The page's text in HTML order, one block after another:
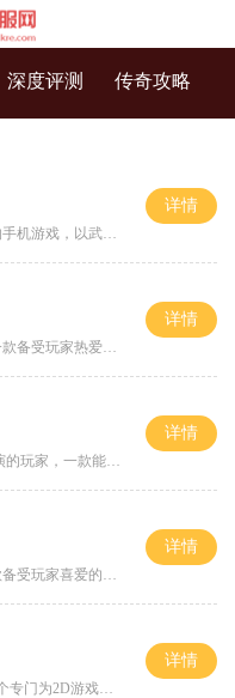
深度评测 传奇攻略
武侠传奇手游是一款备受期待的手机游戏，以武侠为题材，让玩家体验到真实的侠义世界。游戏不仅具有精美的画面和华丽的技能效果，还有丰富多样的玩法，让玩家沉浸忘却尘世烦恼
详情
《热血传奇复古手游官网》是一款备受玩家热爱的经典游戏的复刻手游版本，在如此众多的手游中，它以其独特的玩法和激情四溢的战斗引起了广大玩家的追捧。下面将就其具体玩法介
详情
作为一个热爱2D游戏和角色扮演的玩家，一款能够让我在万人在线中与其他玩家互动的传奇手游是我梦寐以求的游戏。今天，我将向大家介绍一款名为《带斩杀的传奇单职业手游》的游戏
详情
76复古传奇金币版本手游是一款备受玩家喜爱的经典游戏复刻版本。它承载着许多玩家对于曾经畅游于传奇世界的美好回忆，以独特的玩法和精彩的剧情再次引领着游戏界的潮流。今天，
详情
传奇3怀旧版手游官网首页是一个专门为2D游戏爱好者设计的角色扮演手游。作为传奇系列游戏的新作，它保留了传奇经典的万人在线玩法，为玩家们带来了丰富多样的游戏内容和真实刺
详情